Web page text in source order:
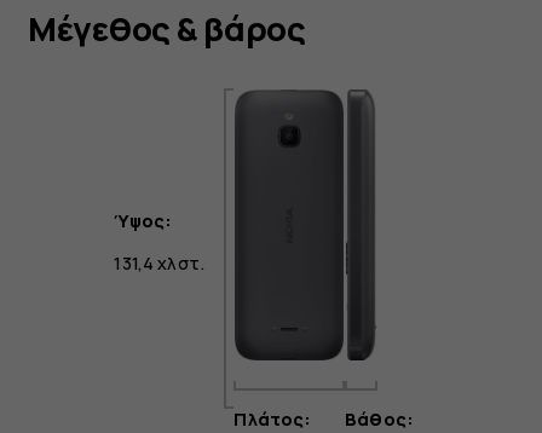
Μέγεθος & βάρος
Ύψος:
131,4 χλστ.
Πλάτος:
Βάθος: